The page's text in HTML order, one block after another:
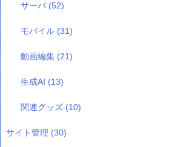
サーバ (52)
モバイル (31)
動画編集 (21)
生成AI (13)
関連グッズ (10)
サイト管理 (30)